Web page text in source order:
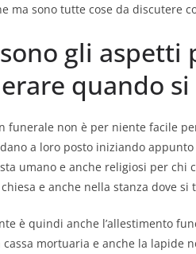
ma sono tutte cose da discutere
gli
quando
funerale non è per niente facile
a loro posto iniziando
umano e anche religiosi per
e anche nella stanza dove si
è quindi anche l’allestimento
cassa mortuaria e anche la lapide